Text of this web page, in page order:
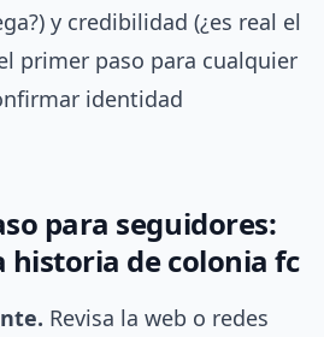
y credibilidad (¿es real el
primer paso para cualquier
identidad
para seguidores:
historia de colonia fc
Revisa la web o redes